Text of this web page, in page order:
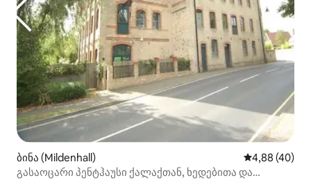
ბინა (Mildenhall) საშუალო
4,88 (40)
გასაოცარი პენტჰაუსი ქალაქთან, ხედებითა და